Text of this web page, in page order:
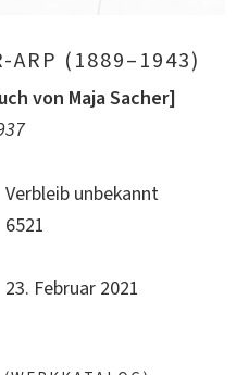
ARP (1889–1943)
von Maja Sacher]
Verbleib unbekannt
6521
23. Februar 2021